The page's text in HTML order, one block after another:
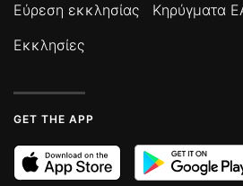
Εύρεση εκκλησίας
Κηρύγματα
Εκκλησίες
GET THE APP